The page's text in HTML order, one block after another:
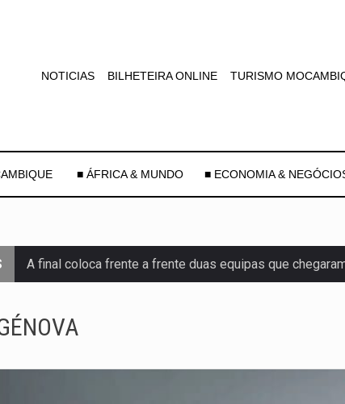
NOTICIAS BILHETEIRA ONLINE TURISMO
■ ÁFRICA & MUNDO ■ ECONOMIA &
A final coloca frente a frente duas equipas que
Segundo as autoridades canadianas, mais de 200